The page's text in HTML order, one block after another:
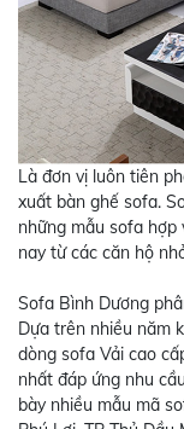
Là đơn vị luôn tiên
xuất bàn ghế sofa.
những mẫu sofa
nay từ các căn hộ
Sofa Bình Dương
Dựa trên nhiều năm
dòng sofa Vải cao
nhất đáp ứng nhu
bày nhiều mẫu mã